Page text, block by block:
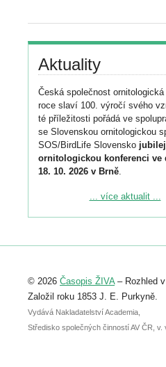
Aktuality
Česká společnost
roce slaví 100. výročí svého
té příležitosti pořádá ve
se Slovenskou ornitologickou
SOS/BirdLife Slovensko
ornitologickou konferenci ve
18. 10. 2026 v Brně.
Podrobnější informace ke
Registrovat se můžete do 6.
abstraktu přihlášené přednášky
posteru je už 30. června.
... více aktualit ...
© 2026 Časopis ŽIVA– Rozhled v
Založil roku 1853 J. E. Purkyně.
Vydává Nakladatelství Academia,
Středisko společných činností AV ČR, v.